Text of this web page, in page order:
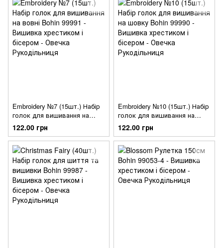
Embroidery №7 (15шт.) Набір
голок для вишивання на
вовні Bohin 99991
122.00 грн
Embroidery №10 (15шт.) Набір
голок для вишивання на
шовку Bohin 99990
122.00 грн